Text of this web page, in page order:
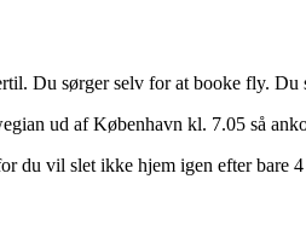
Du sørger selv for at booke fly.
ud af København kl. 7.05 så
du vil slet ikke hjem igen efter bare 4